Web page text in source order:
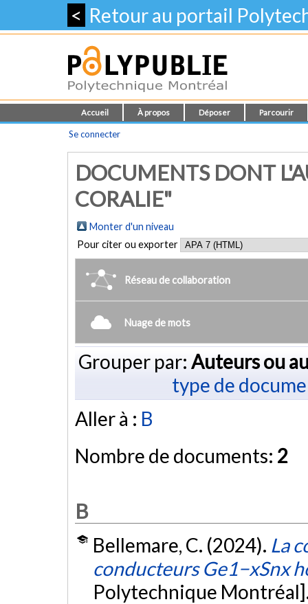
< Retour au portail
Accueil À propos Déposer Parcourir
Se connecter
DOCUMENTS DONT
CORALIE"
Monter d'un niveau
Pour citer ou exporter
Réseau de collaboration
Nuage de mots
Grouper par: Auteurs ou
type de
Aller à : B
Nombre de documents: 2
B
Bellemare, C. (2024). La
conducteurs Ge1−xSnx
Polytechnique